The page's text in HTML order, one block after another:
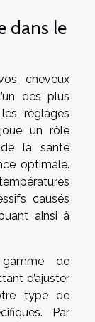
dans le
cheveux
des plus
réglages
un rôle
la santé
optimale.
causés
ainsi à
de
d’ajuster
type de
Par